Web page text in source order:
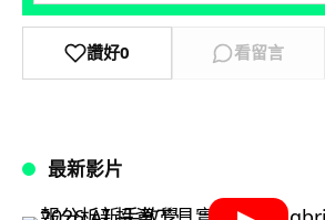
讚好0 看留言
最新影片